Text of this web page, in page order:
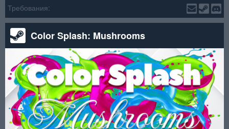
Требования:
Color Splash: Mushrooms